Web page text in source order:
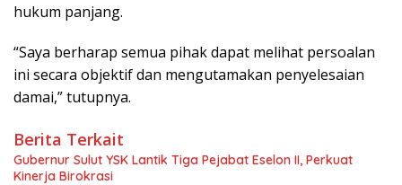
hukum panjang.
“Saya berharap semua pihak dapat melihat persoalan
ini secara objektif dan mengutamakan penyelesaian
damai,” tutupnya.
Berita Terkait
Gubernur Sulut YSK Lantik Tiga Pejabat Eselon II, Perkuat
Kinerja Birokrasi